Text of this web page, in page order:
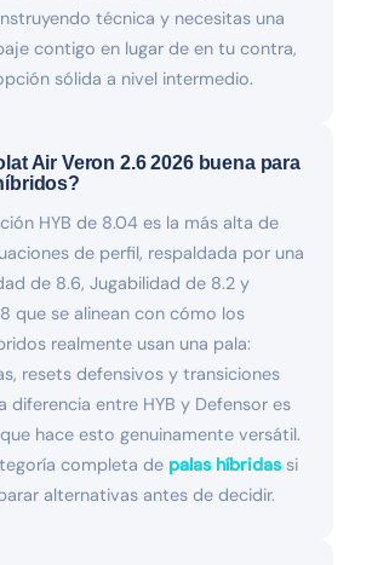
técnica y necesitas una
contigo en lugar de en tu contra,
sólida a nivel intermedio.
Air Veron 2.6 2026 buena para
HYB de 8.04 es la más alta de
de perfil, respaldada por una
de 8.6, Jugabilidad de 8.2 y
que se alinean con cómo los
realmente usan una pala:
resets defensivos y transiciones
diferencia entre HYB y Defensor es
hace esto genuinamente versátil.
completa de palas híbridassi
alternativas antes de decidir.